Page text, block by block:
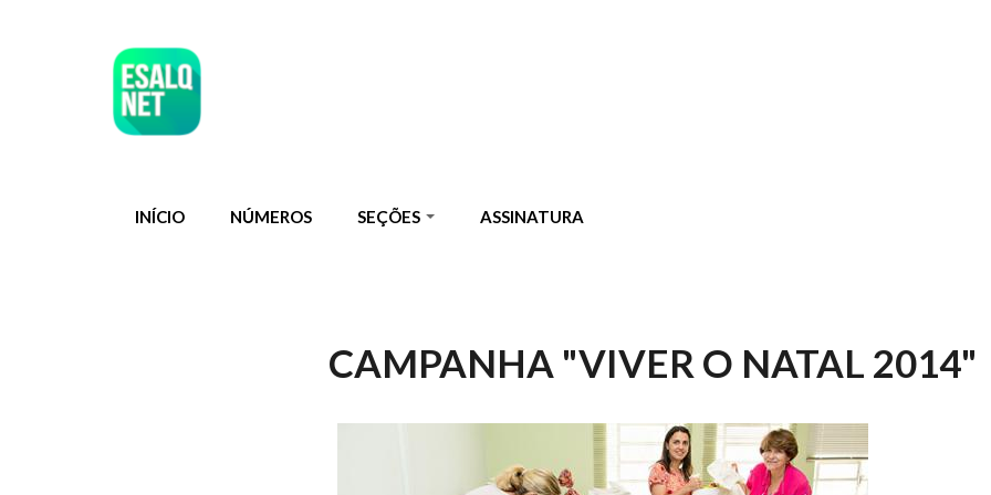
INÍCIO NÚMEROS SEÇÕES ASSINATURA
CAMPANHA "VIVER O NATAL 2014"